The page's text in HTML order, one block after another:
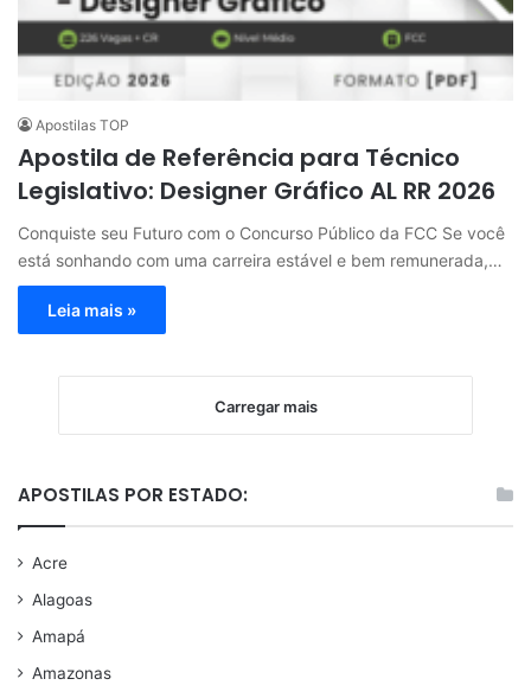
Apostilas TOP
Apostila de Referência para Técnico
Legislativo: Designer Gráfico AL RR 2026
Conquiste seu Futuro com o Concurso Público da FCC Se você
está sonhando com uma carreira estável e bem remunerada,…
Leia mais »
Carregar mais
APOSTILAS POR ESTADO:
Acre
Alagoas
Amapá
Amazonas